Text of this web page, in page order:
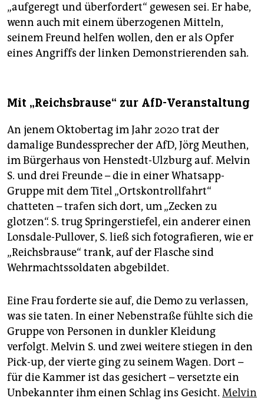
„aufgeregt und überfordert“ gewesen sei. Er habe,
wenn auch mit einem überzogenen Mitteln,
seinem Freund helfen wollen, den er als Opfer
eines Angriffs der linken Demonstrierenden sah.
Mit „Reichsbrause“ zur AfD-Veranstaltung
An jenem Oktobertag im Jahr 2020 trat der
damalige Bundessprecher der AfD, Jörg Meuthen,
im Bürgerhaus von Henstedt-Ulzburg auf. Melvin
S. und drei Freunde – die in einer Whatsapp-
Gruppe mit dem Titel „Ortskontrollfahrt“
chatteten – trafen sich dort, um „Zecken zu
glotzen“. S. trug Springerstiefel, ein anderer einen
Lonsdale-Pullover, S. ließ sich fotografieren, wie er
„Reichsbrause“ trank, auf der Flasche sind
Wehrmachtssoldaten abgebildet.
Eine Frau forderte sie auf, die Demo zu verlassen,
was sie taten. In einer Nebenstraße fühlte sich die
Gruppe von Personen in dunkler Kleidung
verfolgt. Melvin S. und zwei weitere stiegen in den
Pick-up, der vierte ging zu seinem Wagen. Dort –
für die Kammer ist das gesichert – versetzte ein
Unbekannter ihm einen Schlag ins Gesicht. Melvin